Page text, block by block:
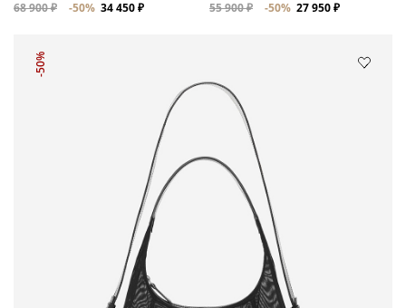
68 900 ₽ -50% 34 450 ₽ 55 900 ₽ -50% 27 950 ₽
-50%